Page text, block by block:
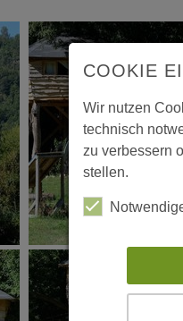
COOKIE
Wir nutzen
technisch
zu verbessern
stellen.